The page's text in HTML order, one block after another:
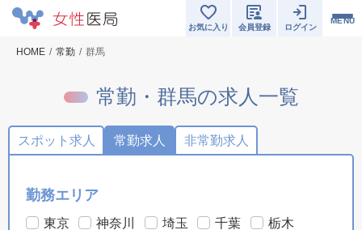
MENU
お気に入り 会員登録 ログイン
HOME 常勤 群馬
常勤・群馬の求人一覧
スポット求人 常勤求人 非常勤求人
勤務エリア
東京 神奈川 埼玉 千葉
栃木